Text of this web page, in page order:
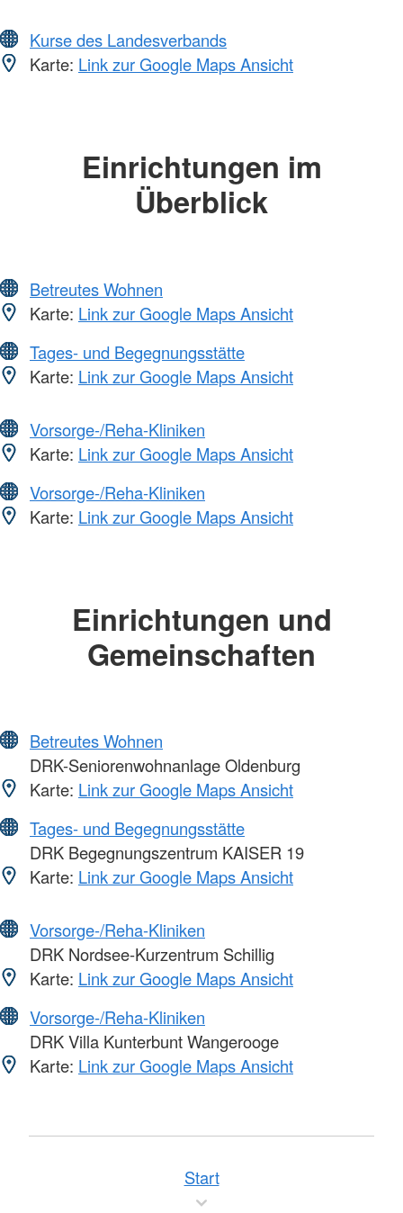
Kurse des Landesverbands
Karte: Link zur Google Maps Ansicht
Einrichtungen im
Überblick
Betreutes Wohnen
Karte: Link zur Google Maps Ansicht
Tages- und Begegnungsstätte
Karte: Link zur Google Maps Ansicht
Vorsorge-/Reha-Kliniken
Karte: Link zur Google Maps Ansicht
Vorsorge-/Reha-Kliniken
Karte: Link zur Google Maps Ansicht
Einrichtungen und
Gemeinschaften
Betreutes Wohnen
DRK-Seniorenwohnanlage Oldenburg
Karte: Link zur Google Maps Ansicht
Tages- und Begegnungsstätte
DRK Begegnungszentrum KAISER 19
Karte: Link zur Google Maps Ansicht
Vorsorge-/Reha-Kliniken
DRK Nordsee-Kurzentrum Schillig
Karte: Link zur Google Maps Ansicht
Vorsorge-/Reha-Kliniken
DRK Villa Kunterbunt Wangerooge
Karte: Link zur Google Maps Ansicht
Start